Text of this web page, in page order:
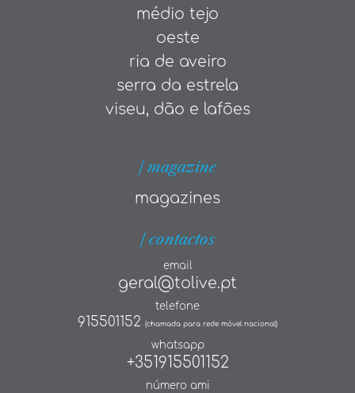
médio tejo
oeste
ria de aveiro
serra da estrela
viseu, dão e lafões
| magazine
magazines
| contactos
email
geral@tolive.pt
telefone
915501152 (chamada para rede móvel nacional)
whatsapp
+351915501152
número ami